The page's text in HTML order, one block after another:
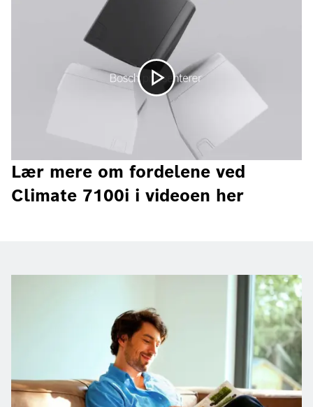
Lær mere om fordelene ved
Climate 7100i i videoen her